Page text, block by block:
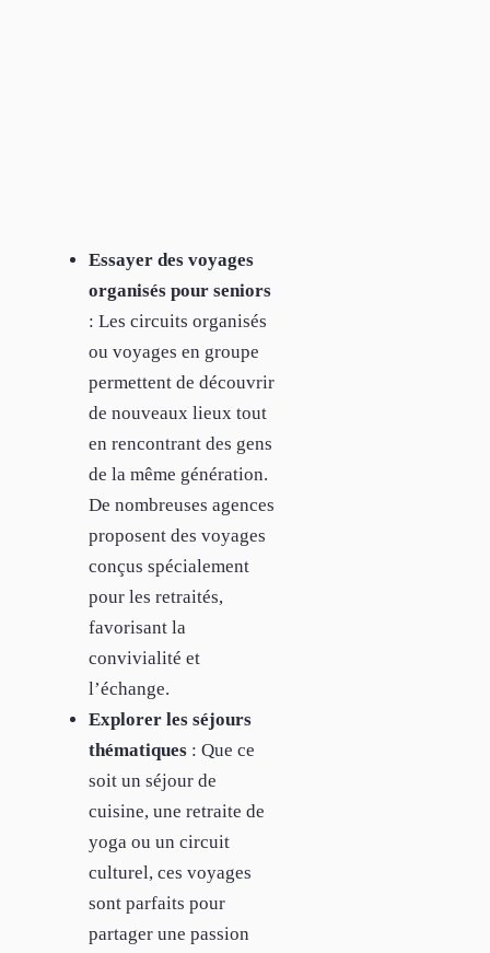
Essayer des voyages
organisés pour seniors
: Les circuits organisés
ou voyages en groupe
permettent de découvrir
de nouveaux lieux tout
en rencontrant des gens
de la même génération.
De nombreuses agences
proposent des voyages
conçus spécialement
pour les retraités,
favorisant la
convivialité et
l’échange.
Explorer les séjours
thématiques : Que ce
soit un séjour de
cuisine, une retraite de
yoga ou un circuit
culturel, ces voyages
sont parfaits pour
partager une passion